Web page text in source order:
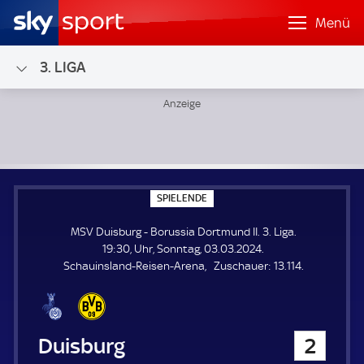
Menü
3. LIGA
SPIELENDE
P
E
L
E
MSV Duisburg - Borussia Dortmund II. 3. Liga.
19:30, Uhr, Sonntag, 03.03.2024.
Schauinsland-Reisen-Arena
Zuschauer: Z
13.114.
MSV Duisburg 2